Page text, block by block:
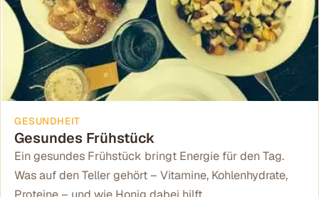
GESUNDHEIT
Gesundes Frühstück
Ein gesundes Frühstück bringt Energie für den Tag.
Was auf den Teller gehört – Vitamine, Kohlenhydrate,